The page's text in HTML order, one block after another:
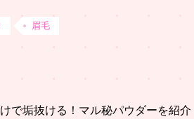
眉毛
で垢抜ける！マル秘パウダーを紹介